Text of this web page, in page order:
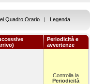
Quadro Orario | Legenda
Periodicità e
avvertenze
Controlla la
Periodicità